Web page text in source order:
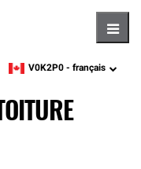
zipcode,language
V0K2P0 - français